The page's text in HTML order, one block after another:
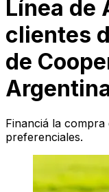
Línea de
clientes
de
Financiá la
preferenciales.